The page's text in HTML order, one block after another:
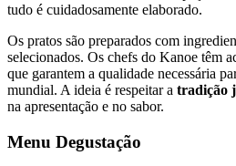
tudo é cuidadosamente elaborado.
Os pratos são preparados com
selecionados. Os chefs do Kanoe têm
que garantem a qualidade necessária
mundial. A ideia é respeitar a tradição
na apresentação e no sabor.
Menu Degustação